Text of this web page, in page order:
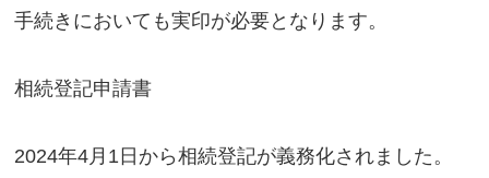
手続きにおいても実印が必要となります。
相続登記申請書
2024年4月1日から相続登記が義務化されました。